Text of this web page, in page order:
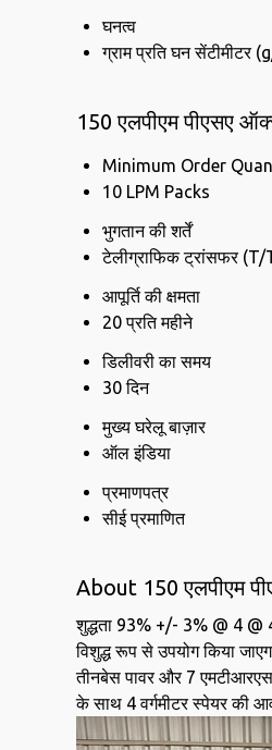
घनत्व
ग्राम प्रति घन सेंटीमीटर
150 एलपीएम पीएसए
Minimum Order
10 LPM Packs
भुगतान की शर्तें
टेलीग्राफिक ट्रांसफर (T/
आपूर्ति की क्षमता
20 प्रति महीने
डिलीवरी का समय
30 दिन
मुख्य घरेलू बाज़ार
ऑल इंडिया
प्रमाणपत्र
सीई प्रमाणित
About 150 एलपीएम
शुद्धता 93% +/- 3% @ 4
विशुद्ध रूप से उपयोग किया
तीनबेस पावर और 7
के साथ 4 वर्गमीटर स्पेयर की